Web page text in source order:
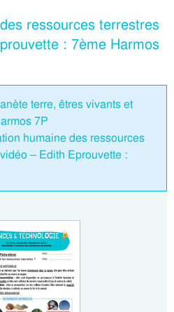
ressources terrestres
: 7ème Harmos
terre, êtres vivants et
7P
humaine des ressources
– Edith Eprouvette :